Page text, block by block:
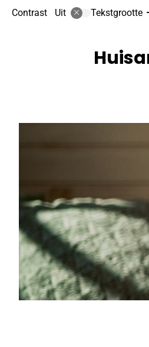
Contrast Uit Tekstgrootte